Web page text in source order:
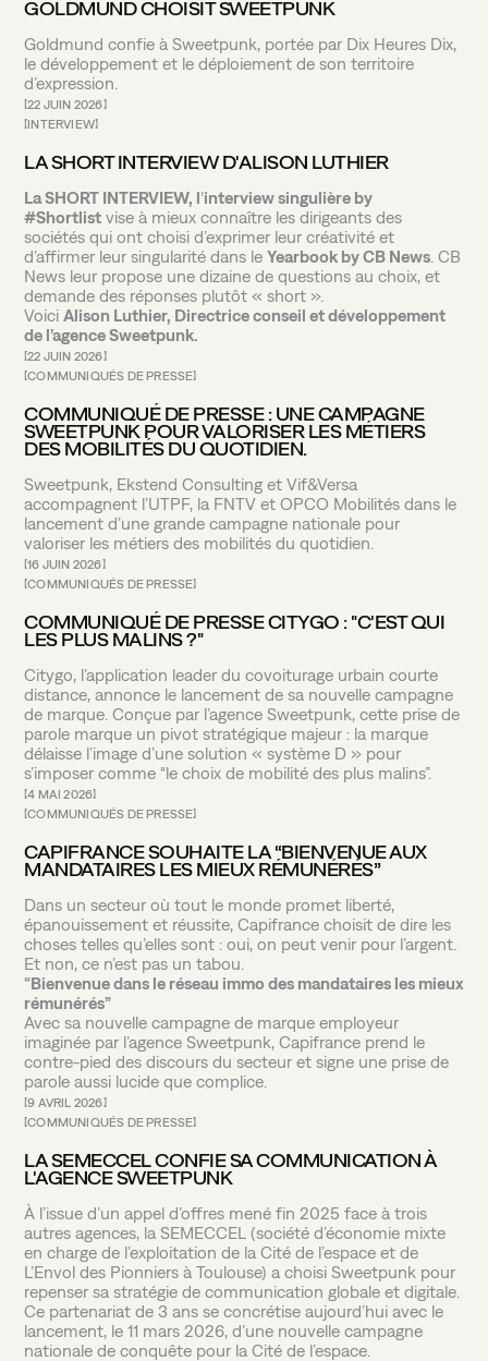
GOLDMUND CHOISIT SWEETPUNK
Goldmund confie à Sweetpunk, portée par Dix Heures Dix,
le développement et le déploiement de son territoire
d’expression.
22 JUIN 2026
INTERVIEW
LA SHORT INTERVIEW D'ALISON LUTHIER
La SHORT INTERVIEW, l‘interview singulière by
#Shortlist vise à mieux connaître les dirigeants des
sociétés qui ont choisi d’exprimer leur créativité et
d’affirmer leur singularité dans le Yearbook by CB News . CB
News leur propose une dizaine de questions au choix, et
demande des réponses plutôt « short ».
Voici Alison Luthier, Directrice conseil et développement
de l’agenceSweetpunk
22 JUIN 2026
COMMUNIQUÉS DE PRESSE
COMMUNIQUÉ DE PRESSE : UNE CAMPAGNE
SWEETPUNK POUR VALORISER LES MÉTIERS
DES MOBILITÉS DU QUOTIDIEN.
Sweetpunk, Ekstend Consulting et Vif&Versa
accompagnent l’UTPF, la FNTV et OPCO Mobilités dans le
lancement d’une grande campagne nationale pour
valoriser les métiers des mobilités du quotidien.
16 JUIN 2026
COMMUNIQUÉS DE PRESSE
COMMUNIQUÉ DE PRESSE CITYGO : "C'EST QUI
LES PLUS MALINS ?"
Citygo, l’application leader du covoiturage urbain courte
distance, annonce le lancement de sa nouvelle campagne
de marque. Conçue par l’agence Sweetpunk, cette prise de
parole marque un pivot stratégique majeur : la marque
délaisse l’image d’une solution « système D » pour
s’imposer comme “le choix de mobilité des plus malins”.
4 MAI 2026
COMMUNIQUÉS DE PRESSE
CAPIFRANCE SOUHAITE LA “BIENVENUE AUX
MANDATAIRES LES MIEUX RÉMUNÉRÉS”
Dans un secteur où tout le monde promet liberté,
épanouissement et réussite, Capifrance choisit de dire les
choses telles qu’elles sont : oui, on peut venir pour l’argent.
Et non, ce n’est pas un tabou.
“Bienvenue dans le réseau immo des mandataires les mieux
rémunérés”
Avec sa nouvelle campagne de marque employeur
imaginée par l’agence Sweetpunk, Capifrance prend le
contre-pied des discours du secteur et signe une prise de
parole aussi lucide que complice.
9 AVRIL 2026
COMMUNIQUÉS DE PRESSE
LA SEMECCEL CONFIE SA COMMUNICATION À
L'AGENCE SWEETPUNK
À l’issue d’un appel d’offres mené fin 2025 face à trois
autres agences, la SEMECCEL (société d’économie mixte
en charge de l’exploitation de la Cité de l’espace et de
L’Envol des Pionniers à Toulouse) a choisi Sweetpunk pour
repenser sa stratégie de communication globale et digitale.
Ce partenariat de 3 ans se concrétise aujourd’hui avec le
lancement, le 11 mars 2026, d’une nouvelle campagne
nationale de conquête pour la Cité de l’espace.